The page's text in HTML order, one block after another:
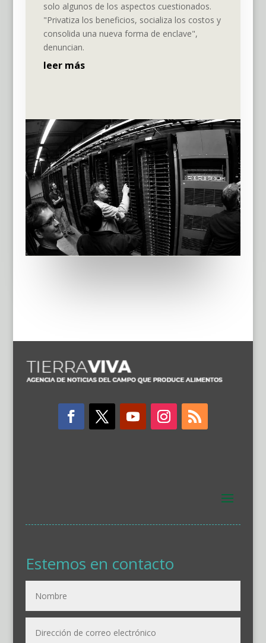
solo algunos de los aspectos cuestionados.
"Privatiza los beneficios, socializa los costos y
consolida una nueva forma de enclave",
denuncian.
leer más
Estemos en contacto